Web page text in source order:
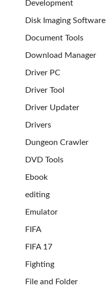
Development
Disk Imaging Software
Document Tools
Download Manager
Driver PC
Driver Tool
Driver Updater
Drivers
Dungeon Crawler
DVD Tools
Ebook
editing
Emulator
FIFA
FIFA 17
Fighting
File and Folder